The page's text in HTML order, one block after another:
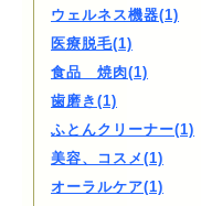
ウェルネス機器(1)
医療脱毛(1)
食品 焼肉(1)
歯磨き(1)
ふとんクリーナー(1)
美容、コスメ(1)
オーラルケア(1)